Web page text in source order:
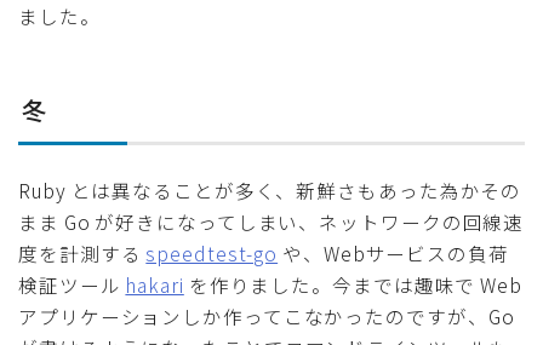
ました。
冬
Ruby とは異なることが多く、新鮮さもあった為かその
まま Go が好きになってしまい、ネットワークの回線速
度を計測するspeedtest-go や、Webサービスの負荷
検証ツール hakari を作りました。今までは趣味で Web
アプリケーションしか作ってこなかったのですが、Go